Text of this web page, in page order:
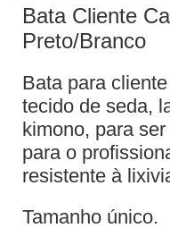
Bata Cliente
Preto/Branco
Bata para
tecido de seda,
kimono, para
para o
resistente à
Tamanho único.